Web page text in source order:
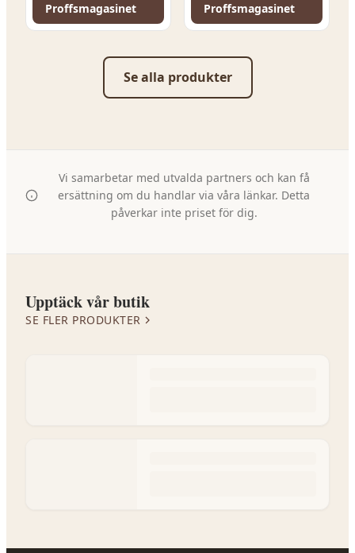
Proffsmagasinet
Proffsmagasinet
Se alla produkter
Vi samarbetar med utvalda partners och kan få
ersättning om du handlar via våra länkar. Detta
påverkar inte priset för dig.
Upptäck vår butik
SE FLER PRODUKTER